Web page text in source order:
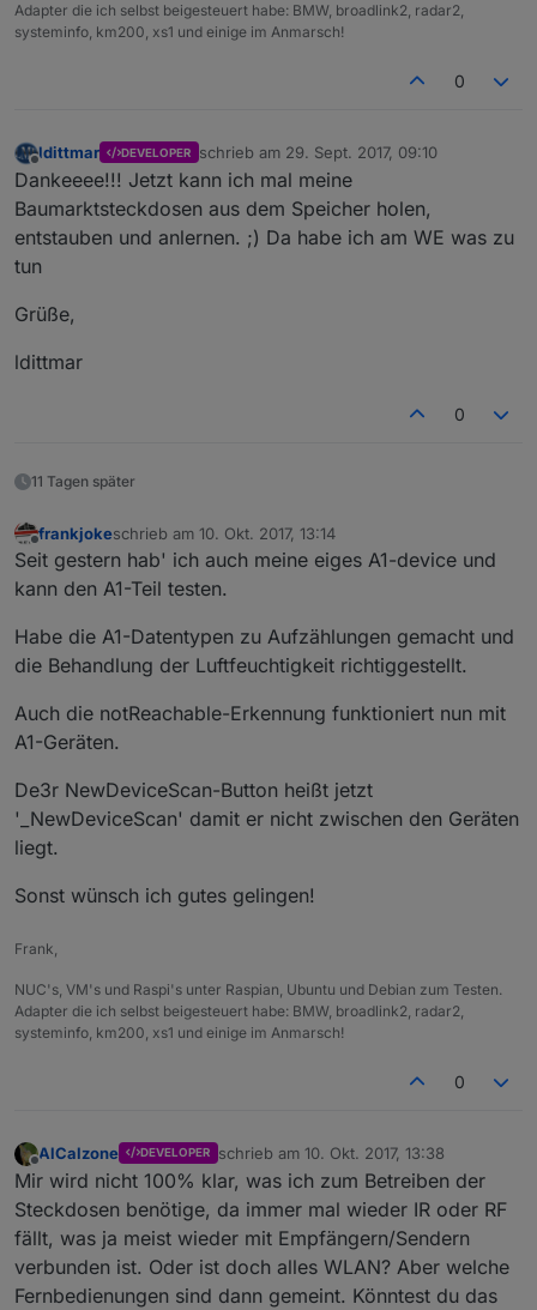
Adapter die ich selbst beigesteuert habe: BMW, broadlink2, radar2,
systeminfo, km200, xs1 und einige im Anmarsch!
0
Offline
ldittmar DEVELOPER schrieb am 29. Sept. 2017, 09:10
zuletzt editiert von
Dankeeee!!! Jetzt kann ich mal meine
Baumarktsteckdosen aus dem Speicher holen,
entstauben und anlernen. ;) Da habe ich am WE was zu
tun
Grüße,
ldittmar
0
11 Tagen später
Offline
frankjokeschrieb am 10. Okt. 2017, 13:14
zuletzt editiert von
Seit gestern hab' ich auch meine eiges A1-device und
kann den A1-Teil testen.
Habe die A1-Datentypen zu Aufzählungen gemacht und
die Behandlung der Luftfeuchtigkeit richtiggestellt.
Auch die notReachable-Erkennung funktioniert nun mit
A1-Geräten.
De3r NewDeviceScan-Button heißt jetzt
'_NewDeviceScan' damit er nicht zwischen den Geräten
liegt.
Sonst wünsch ich gutes gelingen!
Frank,
NUC's, VM's und Raspi's unter Raspian, Ubuntu und Debian zum Testen.
Adapter die ich selbst beigesteuert habe: BMW, broadlink2, radar2,
systeminfo, km200, xs1 und einige im Anmarsch!
0
Offline
AlCalzone DEVELOPER schrieb am 10. Okt. 2017, 13:38
zuletzt editiert von
Mir wird nicht 100% klar, was ich zum Betreiben der
Steckdosen benötige, da immer mal wieder IR oder RF
fällt, was ja meist wieder mit Empfängern/Sendern
verbunden ist. Oder ist doch alles WLAN? Aber welche
Fernbedienungen sind dann gemeint. Könntest du das